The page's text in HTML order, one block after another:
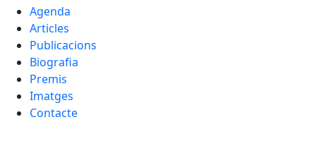
Agenda
Articles
Publicacions
Biografia
Premis
Imatges
Contacte